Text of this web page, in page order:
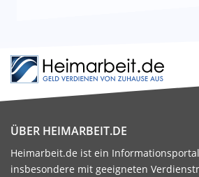
ÜBER HEIMARBEIT.DE
Heimarbeit.de ist ein
insbesondere mit geeigneten